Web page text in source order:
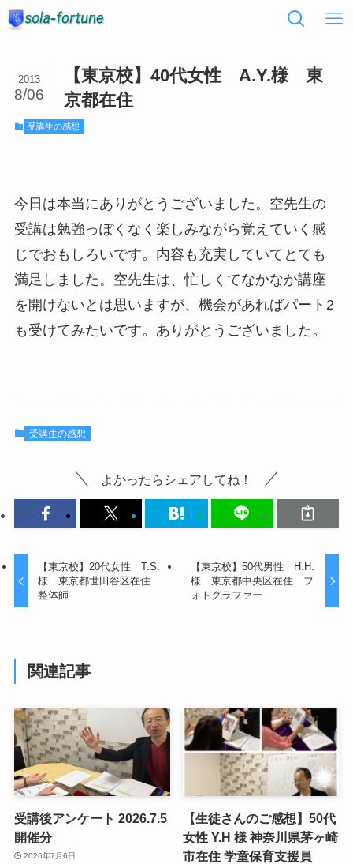
【東京校】40代女性 A.Y.様 東
京都在住
2013
8/06
受講生の感想
今日は本当にありがとうございました。空先生の
受講は勉強っぽくなく楽しみながら覚えていく感
じでおもしろいです。内容も充実していてとても
満足しました。空先生は、忙しくてなかなか講座
を開けないとは思いますが、機会があればパート2
も受けてみたいです。ありがとうございました。
受講生の感想
よかったらシェアしてね！
【東京校】20代女性 T.S.
様 東京都世田谷区在住
整体師
【東京校】50代男性 H.H.
様 東京都中央区在住 フ
ォトグラファー
関連記事
受講後アンケート 2026.7.5
開催分
2026年7月6日
【生徒さんのご感想】50代
女性 Y.H 様 神奈川県茅ヶ崎
市在住 学童保育支援員